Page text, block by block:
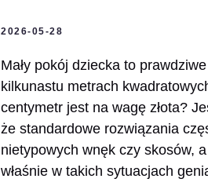
2026-05-28
Mały pokój dziecka to
kilkunastu metrach
centymetr jest na wagę złota?
że standardowe rozwiązania
nietypowych wnęk czy skosów,
właśnie w takich sytuacjach